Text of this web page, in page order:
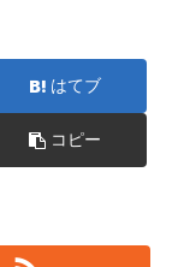
はてブ
コピー